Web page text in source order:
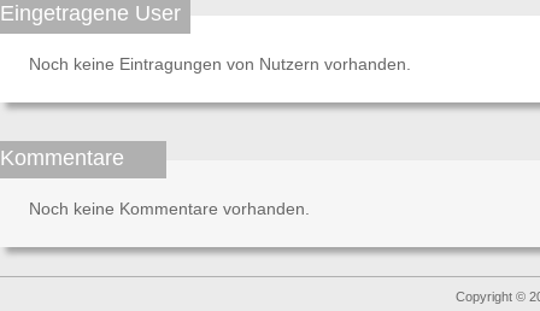
Eingetragene User
Noch keine Eintragungen von Nutzern vorhanden.
Kommentare
Noch keine Kommentare vorhanden.
Copyright ©